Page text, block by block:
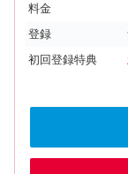
料金
登録
初回登録特典